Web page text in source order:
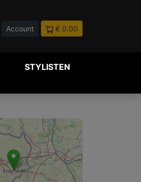
Account € 0.00
STYLISTEN